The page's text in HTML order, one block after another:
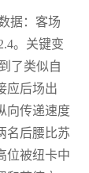
据：客场
。关键变
了类似自
应后场出
向传递速度
名后腰比苏
位被纽卡中